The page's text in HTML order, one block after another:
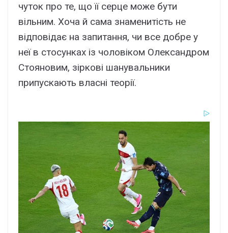
чуток про те, що її серце може бути
вільним. Хоча й сама знаменитість не
відповідає на запитання, чи все добре у
неї в стосунках із чоловіком Олександром
Стояновим, зіркові шанувальники
припускають власні теорії.